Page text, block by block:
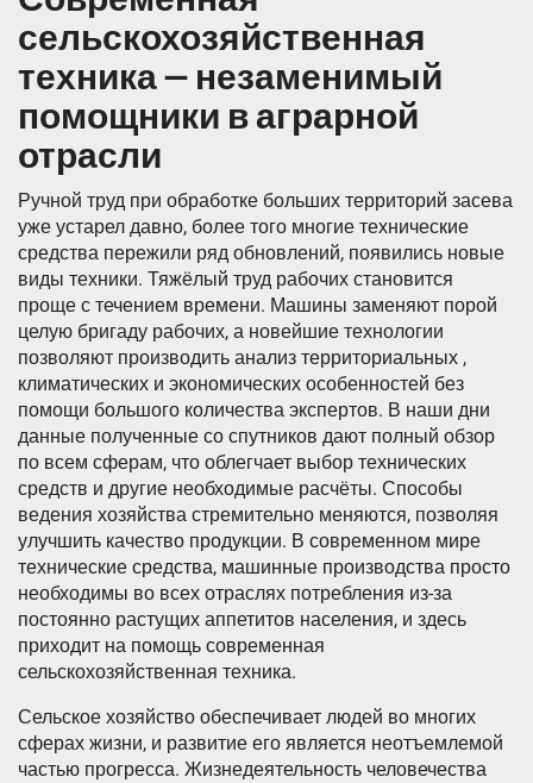
сельскохозяйственная
техника — незаменимый
помощники в аграрной
отрасли
Ручной труд при обработке больших территорий засева
уже устарел давно, более того многие технические
средства пережили ряд обновлений, появились новые
виды техники. Тяжёлый труд рабочих становится
проще с течением времени. Машины заменяют порой
целую бригаду рабочих, а новейшие технологии
позволяют производить анализ территориальных ,
климатических и экономических особенностей без
помощи большого количества экспертов. В наши дни
данные полученные со спутников дают полный обзор
по всем сферам, что облегчает выбор технических
средств и другие необходимые расчёты. Способы
ведения хозяйства стремительно меняются, позволяя
улучшить качество продукции. В современном мире
технические средства, машинные производства просто
необходимы во всех отраслях потребления из-за
постоянно растущих аппетитов населения, и здесь
приходит на помощь современная
сельскохозяйственная техника.
Сельское хозяйство обеспечивает людей во многих
сферах жизни, и развитие его является неотъемлемой
частью прогресса. Жизнедеятельность человечества